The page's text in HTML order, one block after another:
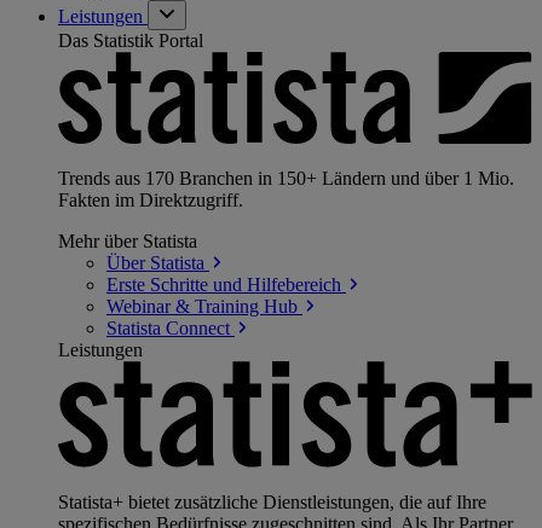
Leistungen
Das Statistik Portal
Trends aus 170 Branchen in 150+ Ländern und über 1 Mio.
Fakten im Direktzugriff.
Mehr über Statista
Über Statista
Erste Schritte und Hilfebereich
Webinar & Training Hub
Statista Connect
Leistungen
Statista+ bietet zusätzliche Dienstleistungen, die auf Ihre
spezifischen Bedürfnisse zugeschnitten sind. Als Ihr Partner